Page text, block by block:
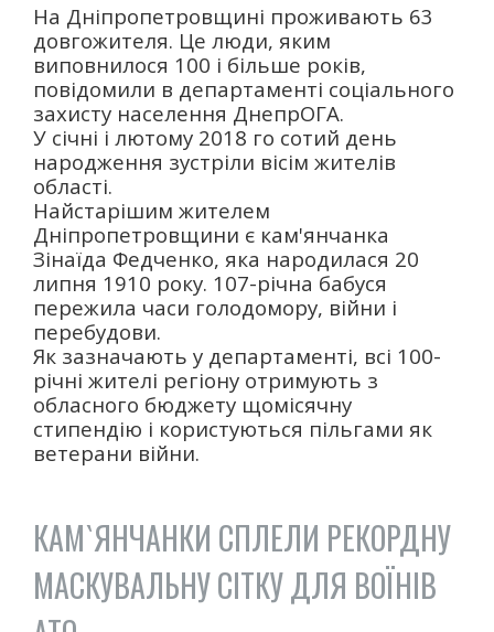
На Дніпропетровщині проживають 63
довгожителя. Це люди, яким
виповнилося 100 і більше років,
повідомили в департаменті соціального
захисту населення ДнепрОГА.
У січні і лютому 2018 го сотий день
народження зустріли вісім жителів
області.
Найстарішим жителем
Дніпропетровщини є кам'янчанка
Зінаїда Федченко, яка народилася 20
липня 1910 року. 107-річна бабуся
пережила часи голодомору, війни і
перебудови.
Як зазначають у департаменті, всі 100-
річні жителі регіону отримують з
обласного бюджету щомісячну
стипендію і користуються пільгами як
ветерани війни.
КАМ`ЯНЧАНКИ СПЛЕЛИ РЕКОРДНУ
МАСКУВАЛЬНУ СІТКУ ДЛЯ ВОЇНІВ